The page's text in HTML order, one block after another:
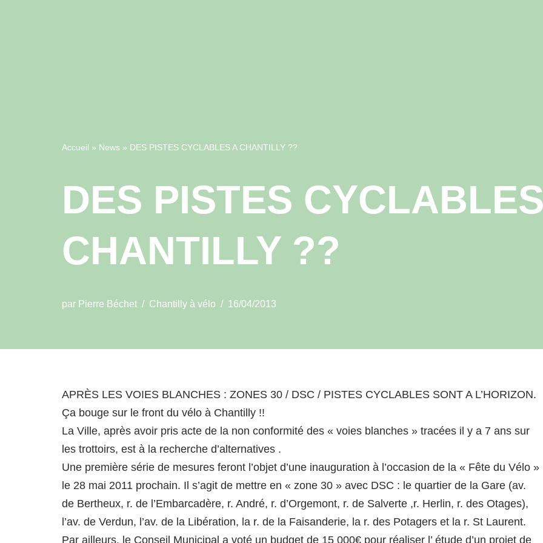
Accueil » News » DES PISTES CYCLABLES A CHANTILLY ??
DES PISTES
CHANTILLY ??
par Pierre Béchet Chantilly à vélo 16/04/2013
APRÈS LES VOIES BLANCHES : ZONES 30 / DSC / PISTES CYCLABLES SONT A L’HORIZON.
Ça bouge sur le front du vélo à Chantilly !!
La Ville, après avoir pris acte de la non conformité des « voies blanches » tracées il y a 7 ans sur
les trottoirs, est à la recherche d’alternatives .
Une première série de mesures feront l’objet d’une inauguration à l’occasion de la « Fête du Vélo »
le 28 mai 2011 prochain. Il s’agit de mettre en « zone 30 » avec DSC : le quartier de la Gare (av.
de Bertheux, r. de l’Embarcadère, r. André, r. d’Orgemont, r. de Salverte ,r. Herlin, r. des Otages),
l’av. de Verdun, l’av. de la Libération, la r. de la Faisanderie, la r. des Potagers et la r. St Laurent.
Par ailleurs, le Conseil Municipal a voté un budget de 15 000€ pour réaliser l’ étude d’un projet de